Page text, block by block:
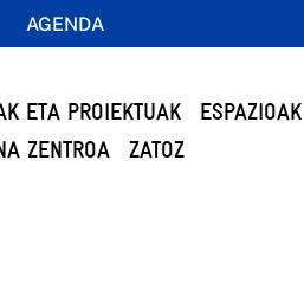
AGENDA
ETA PROIEKTUAK
ZENTROA
ZATOZ